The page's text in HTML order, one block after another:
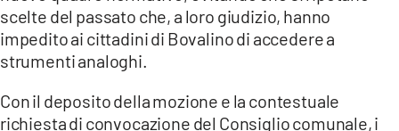
scelte del passato che, a loro giudizio, hanno
impedito ai cittadini di Bovalino di accedere a
strumenti analoghi.
Con il deposito della mozione e la contestuale
richiesta di convocazione del Consiglio comunale, i